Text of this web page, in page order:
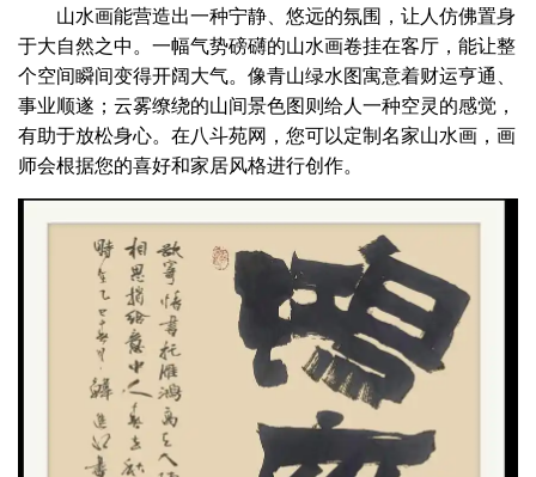
山水画能营造出一种宁静、悠远的氛围，让人仿佛置身
于大自然之中。一幅气势磅礴的山水画卷挂在客厅，能让整
个空间瞬间变得开阔大气。像青山绿水图寓意着财运亨通、
事业顺遂；云雾缭绕的山间景色图则给人一种空灵的感觉，
有助于放松身心。在八斗苑网，您可以定制名家山水画，画
师会根据您的喜好和家居风格进行创作。